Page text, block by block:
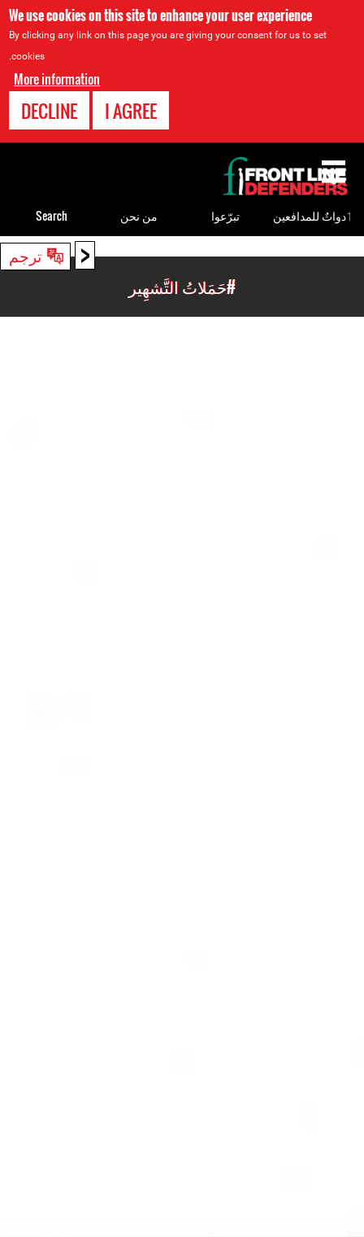
We use cookies on this site to enhance your user experience
By clicking any link on this page you are giving your consent for us to set
cookies.
More information
I AGREE
DECLINE
< ترجم
#حَمَلاتُ التَّشهِير
to
top
ٲدواتٌ للمدافعين تبرّعوا من نحن Search